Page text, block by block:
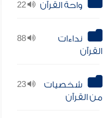
22 واحة القرآن
88
نداءات
القرآن
23
شخصيات
من القرآن